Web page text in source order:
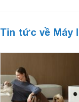
Tin tức về Máy